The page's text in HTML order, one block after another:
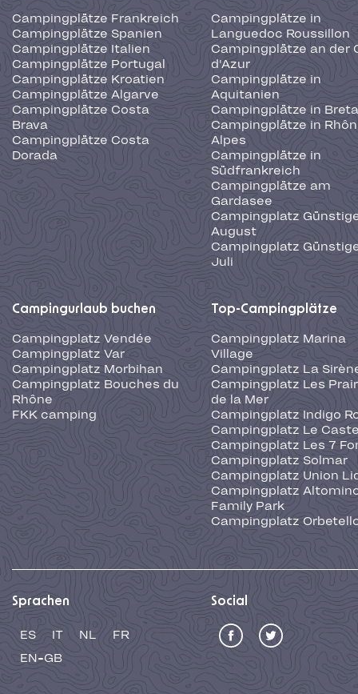
Campingplätze Frankreich
Campingplätze Spanien
Campingplätze Italien
Campingplätze Portugal
Campingplätze Kroatien
Campingplätze Algarve
Campingplätze Costa
Brava
Campingplätze Costa
Dorada
Campingplätze in
Languedoc Roussillon
Campingplätze an der
d'Azur
Campingplätze in
Aquitanien
Campingplätze in
Campingplätze in
Alpes
Campingplätze in
Südfrankreich
Campingplätze am
Gardasee
Campingplatz
August
Campingplatz
Juli
Campingurlaub buchen
Campingplatz Vendée
Campingplatz Var
Campingplatz Morbihan
Campingplatz Bouches du
Rhône
FKK camping
Top-Campingplätze
Campingplatz Marina
Village
Campingplatz La
Campingplatz Les
de la Mer
Campingplatz Indigo
Campingplatz Le
Campingplatz Les 7
Campingplatz Solmar
Campingplatz Union
Campingplatz
Family Park
Campingplatz
Sprachen
ES IT NL
FR
EN-GB
Social